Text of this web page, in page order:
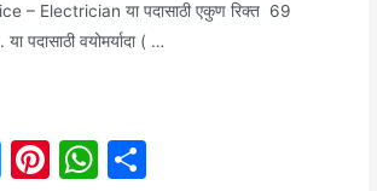
– Electrician या पदासाठी एकुण रिक्त 69
वयोमर्यादा ( …
T
Pi W